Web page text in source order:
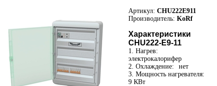
Артикул: CHU222E911
Производитель: KoRf
Характеристики
CHU222-E9-11
1. Нагрев:
электрокалорифер
2. Охлаждение:
нет
3. Мощность нагревателя:
9 КВт